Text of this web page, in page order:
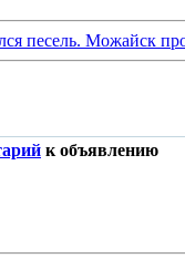
песель. Можайск
к объявлению